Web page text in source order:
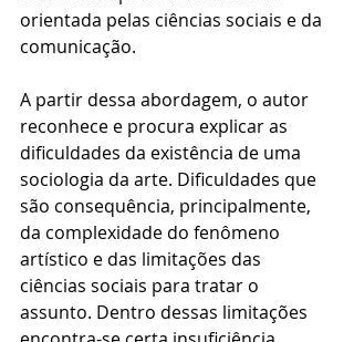
orientada pelas ciências sociais e da
comunicação.
A partir dessa abordagem, o autor
reconhece e procura explicar as
dificuldades da existência de uma
sociologia da arte. Dificuldades que
são consequência, principalmente,
da complexidade do fenômeno
artístico e das limitações das
ciências sociais para tratar o
assunto. Dentro dessas limitações